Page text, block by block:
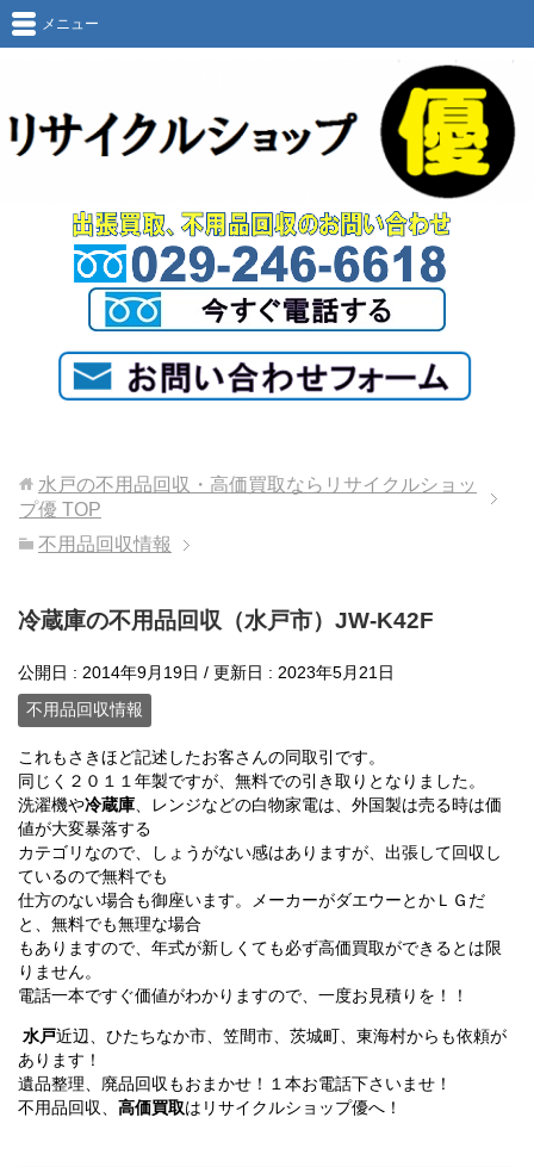
メニュー
水戸の不用品回収・高価買取ならリサイクルショッ
プ優 TOP
不用品回収情報
冷蔵庫の不用品回収（水戸市）JW-K42F
公開日 : 2014年9月19日 / 更新日 : 2023年5月21日
不用品回収情報
これもさきほど記述したお客さんの同取引です。
同じく２０１１年製ですが、無料での引き取りとなりました。
洗濯機や冷蔵庫 、レンジなどの白物家電は、外国製は売る時は価
値が大変暴落する
カテゴリなので、しょうがない感はありますが、出張して回収し
ているので無料でも
仕方のない場合も御座います。メーカーがダエウーとかＬＧだ
と、無料でも無理な場合
もありますので、年式が新しくても必ず高価買取ができるとは限
りません。
電話一本ですぐ価値がわかりますので、一度お見積りを！！
水戸近辺、ひたちなか市、笠間市、茨城町、東海村からも依頼が
あります！
遺品整理、廃品回収もおまかせ！１本お電話下さいませ！
不用品回収、 高価買取はリサイクルショップ優へ！